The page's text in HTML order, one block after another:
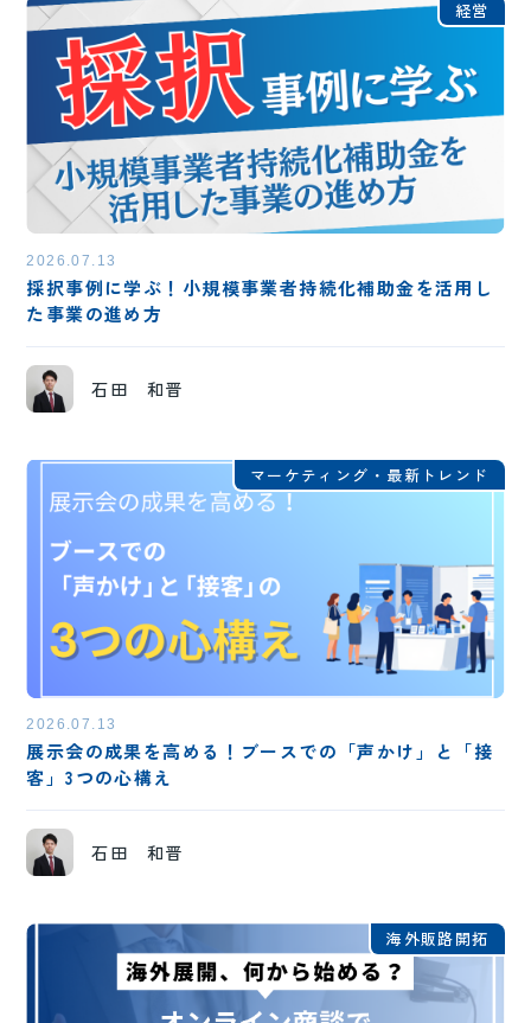
経営
2026.07.13
採択事例に学ぶ！小規模事業者持続化補助金を活用し
た事業の進め方
石田 和晋
マーケティング・最新トレンド
2026.07.13
展示会の成果を高める！ブースでの「声かけ」と「接
客」3つの心構え
石田 和晋
海外販路開拓